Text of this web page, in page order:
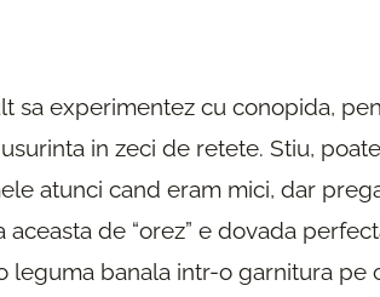
sa experimentez cu conopida,
in zeci de retete. Stiu,
atunci cand eram mici, dar
aceasta de “orez” e dovada
leguma banala intr-o garnitura pe